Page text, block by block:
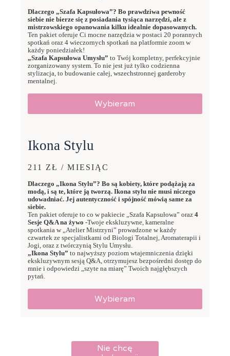
Dlaczego „Szafa Kapsułowa”? Bo prawdziwa pewność
siebie nie bierze się z posiadania tysiąca narzędzi, ale z
mistrzowskiego opanowania kilku idealnie dopasowanych.
Ten pakiet oferuje Ci mocne narzędzia w postaci 20 porannych
spotkań oraz 4 wieczornych spotkań na platformie zoom w
każdy poniedziałek!
„Szafa Kapsułowa Umysłu” to Twój kompletny, perfekcyjnie
zorganizowany system. To nie jest już tylko codzienna
stylizacja, to budowanie całej, wszechstronnej garderoby
mentalnej.
Wybieram
Ikona Stylu
211 ZŁ / MIESIĄC
Dlaczego „Ikona Stylu”? Bo są kobiety, które podążają za
modą, i są te, które ją tworzą. Ikona stylu nie musi niczego
udowadniać. Jej autentyczność i spójność mówią same za
siebie.
Ten pakiet oferuje to co w pakiecie „Szafa Kapsułowa” oraz 4
Sesje Q&A na żywo -Twoje ekskluzywne, kameralne
spotkania w „Atelier Mistrzyni” prowadzone w każdy
czwartek ze specjalistkami od Biologi Totalnej, Aromaterapii i
Jogi, oraz z twórczynią Stylu Umysłu.
„Ikona Stylu” to najwyższy poziom wtajemniczenia dzięki
ekskluzywnym sesją Q&A, otrzymujesz bezpośredni dostęp do
mnie i odpowiedzi „szyte na miarę” Twoich najgłębszych
pytań.
Wybieram
Nie chcę